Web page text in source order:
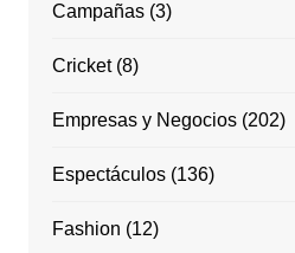
Campañas(3)
Cricket(8)
Empresas y Negocios(202)
Espectáculos(136)
Fashion (12)